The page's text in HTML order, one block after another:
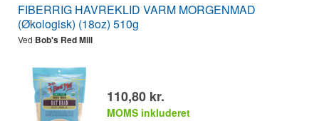
FIBERRIG HAVREKLID VARM MORGENMAD
(Økologisk) (18oz) 510g
Ved Bob's Red Mill
110,80 kr.
MOMS inkluderet